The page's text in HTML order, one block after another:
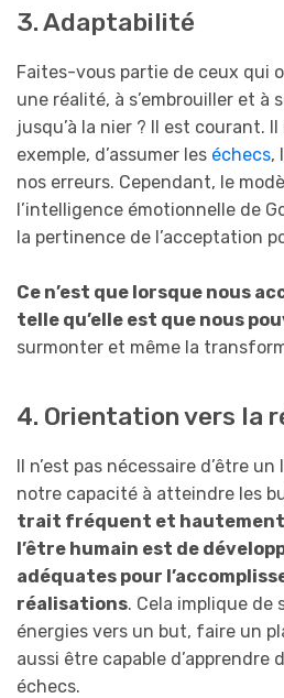
3. Adaptabilité
Faites-vous partie de ceux qui
une réalité, à s’embrouiller et à
jusqu’à la nier ? Il est courant.
exemple, d’assumer les échecs,
nos erreurs. Cependant, le
l’intelligence émotionnelle de
la pertinence de l’acceptation
Ce n’est que lorsque nous
telle qu’elle est que nous
surmonter et même la
4. Orientation vers la
Il n’est pas nécessaire d’être
notre capacité à atteindre les
trait fréquent et hautement
l’être humain est de
adéquates pour
réalisations. Cela implique de
énergies vers un but, faire un
aussi être capable d’apprendre
échecs.